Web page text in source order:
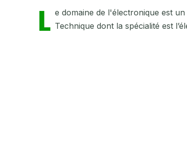
L e domaine de l'électronique est
Technique dont la spécialité est